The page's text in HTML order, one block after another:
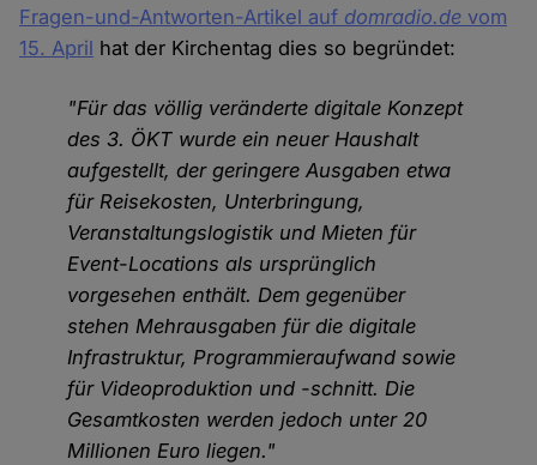
Fragen-und-Antworten-Artikel auf domradio.de vom
15. April hat der Kirchentag dies so begründet:
"Für das völlig veränderte digitale Konzept
des 3. ÖKT wurde ein neuer Haushalt
aufgestellt, der geringere Ausgaben etwa
für Reisekosten, Unterbringung,
Veranstaltungslogistik und Mieten für
Event-Locations als ursprünglich
vorgesehen enthält. Dem gegenüber
stehen Mehrausgaben für die digitale
Infrastruktur, Programmieraufwand sowie
für Videoproduktion und -schnitt. Die
Gesamtkosten werden jedoch unter 20
Millionen Euro liegen."